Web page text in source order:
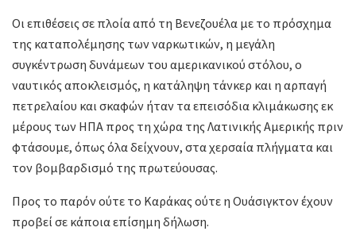
Οι επιθέσεις σε πλοία από τη Βενεζουέλα με το πρόσχημα
της καταπολέμησης των ναρκωτικών, η μεγάλη
συγκέντρωση δυνάμεων του αμερικανικού στόλου, ο
ναυτικός αποκλεισμός, η κατάληψη τάνκερ και η αρπαγή
πετρελαίου και σκαφών ήταν τα επεισόδια κλιμάκωσης εκ
μέρους των ΗΠΑ προς τη χώρα της Λατινικής Αμερικής πριν
φτάσουμε, όπως όλα δείχνουν, στα χερσαία πλήγματα και
τον βομβαρδισμό της πρωτεύουσας.
Προς το παρόν ούτε το Καράκας ούτε η Ουάσιγκτον έχουν
προβεί σε κάποια επίσημη δήλωση.